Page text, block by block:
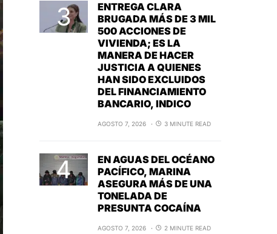
ENTREGA CLARA
BRUGADA MÁS DE 3 MIL
500 ACCIONES DE
VIVIENDA; ES LA
MANERA DE HACER
JUSTICIA A QUIENES
HAN SIDO EXCLUIDOS
DEL FINANCIAMIENTO
BANCARIO, INDICO
AGOSTO 7, 2026 3 MINUTE READ
EN AGUAS DEL OCÉANO
PACÍFICO, MARINA
ASEGURA MÁS DE UNA
TONELADA DE
PRESUNTA COCAÍNA
AGOSTO 7, 2026 2 MINUTE READ